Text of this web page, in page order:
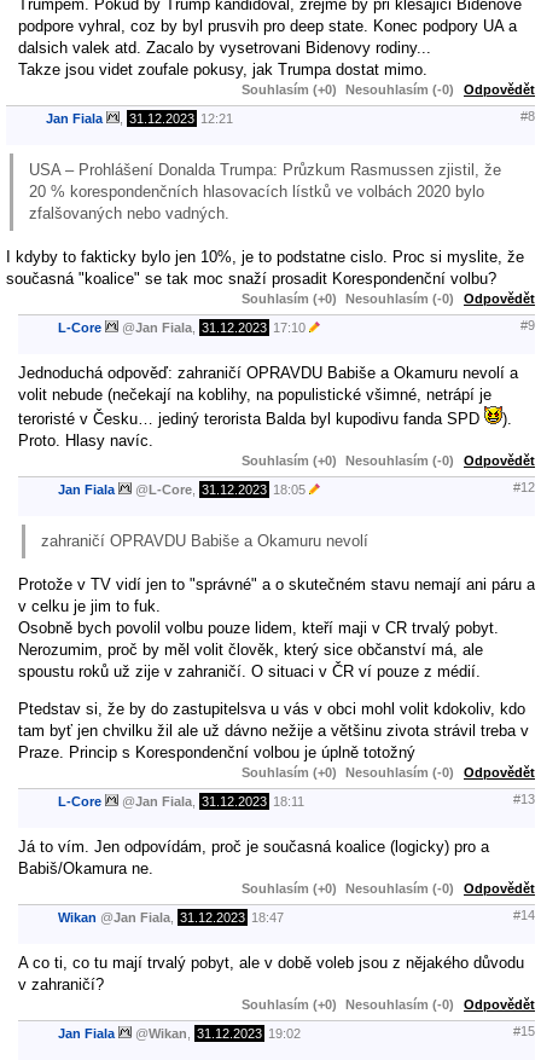
Trumpem. Pokud by Trump kandidoval, zrejme by pri klesajici Bidenove
podpore vyhral, coz by byl prusvih pro deep state. Konec podpory UA a
dalsich valek atd. Zacalo by vysetrovani Bidenovy rodiny...
Takze jsou videt zoufale pokusy, jak Trumpa dostat mimo.
Souhlasím (+0) Nesouhlasím (-0) Odpovědět
Jan Fiala 31.12.2023 12:21 #8
USA – Prohlášení Donalda Trumpa: Průzkum Rasmussen zjistil, že
20 % korespondenčních hlasovacích lístků ve volbách 2020 bylo
zfalšovaných nebo vadných.
I kdyby to fakticky bylo jen 10%, je to podstatne cislo. Proc si myslite, že
současná "koalice" se tak moc snaží prosadit Korespondenční volbu?
Souhlasím (+0) Nesouhlasím (-0) Odpovědět
L-Core @Jan Fiala 31.12.2023 17:10 #9
Jednoduchá odpověď: zahraničí OPRAVDU Babiše a Okamuru nevolí a
volit nebude (nečekají na koblihy, na populistické všimné, netrápí je
teroristé v Česku… jediný terorista Balda byl kupodivu fanda SPD
).
Proto. Hlasy navíc.
Souhlasím (+0) Nesouhlasím (-0) Odpovědět
Jan Fiala @L-Core 31.12.2023 18:05 #12
zahraničí OPRAVDU Babiše a Okamuru nevolí
Protože v TV vidí jen to "správné" a o skutečném stavu nemají ani páru a
v celku je jim to fuk.
Osobně bych povolil volbu pouze lidem, kteří maji v CR trvalý pobyt.
Nerozumim, proč by měl volit člověk, který sice občanství má, ale
spoustu roků už zije v zahraničí. O situaci v ČR ví pouze z médií.
Ptedstav si, že by do zastupitelsva u vás v obci mohl volit kdokoliv, kdo
tam byť jen chvilku žil ale už dávno nežije a většinu zivota strávil treba v
Praze. Princip s Korespondenční volbou je úplně totožný
Souhlasím (+0) Nesouhlasím (-0) Odpovědět
L-Core @Jan Fiala 31.12.2023 18:11 #13
Já to vím. Jen odpovídám, proč je současná koalice (logicky) pro a
Babiš/Okamura ne.
Souhlasím (+0) Nesouhlasím (-0) Odpovědět
Wikan @Jan Fiala 31.12.2023 18:47 #14
A co ti, co tu mají trvalý pobyt, ale v době voleb jsou z nějakého důvodu
v zahraničí?
Souhlasím (+0) Nesouhlasím (-0) Odpovědět
Jan Fiala @Wikan 31.12.2023 19:02 #15